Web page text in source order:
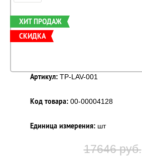
ХИТ ПРОДАЖ
СКИДКА
Артикул: TP-LAV-001
Код товара: 00-00004128
Единица измерения: шт
17646 руб.